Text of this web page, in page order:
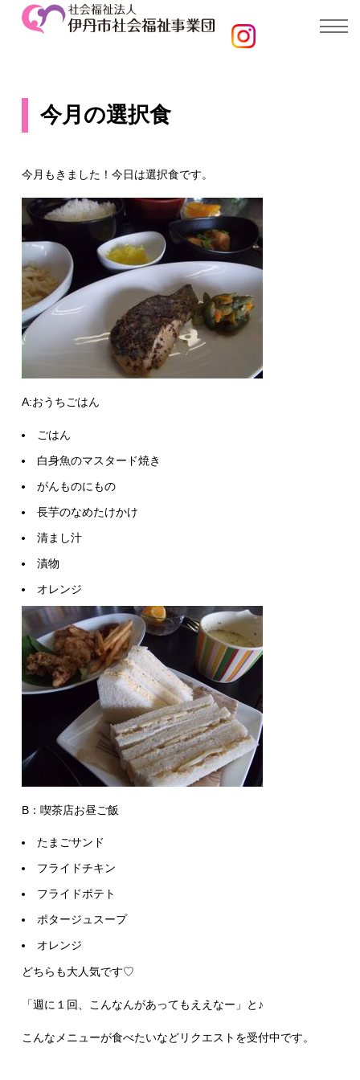
今月の選択食
今月もきました！今日は選択食です。
A:おうちごはん
ごはん
白身魚のマスタード焼き
がんものにもの
長芋のなめたけかけ
清まし汁
漬物
オレンジ
B：喫茶店お昼ご飯
たまごサンド
フライドチキン
フライドポテト
ポタージュスープ
オレンジ
どちらも大人気です♡
「週に１回、こんなんがあってもええなー」と♪
こんなメニューが食べたいなどリクエストを受付中です。